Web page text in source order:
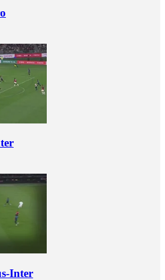
Inter